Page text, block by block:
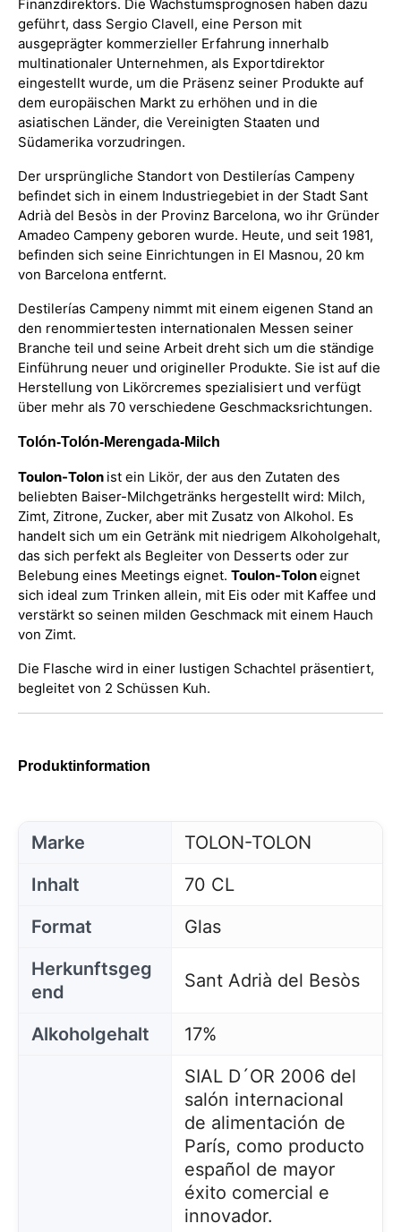
Finanzdirektors. Die Wachstumsprognosen haben dazu
geführt, dass Sergio Clavell, eine Person mit
ausgeprägter kommerzieller Erfahrung innerhalb
multinationaler Unternehmen, als Exportdirektor
eingestellt wurde, um die Präsenz seiner Produkte auf
dem europäischen Markt zu erhöhen und in die
asiatischen Länder, die Vereinigten Staaten und
Südamerika vorzudringen.
Der ursprüngliche Standort von Destilerías Campeny
befindet sich in einem Industriegebiet in der Stadt Sant
Adrià del Besòs in der Provinz Barcelona, wo ihr Gründer
Amadeo Campeny geboren wurde. Heute, und seit 1981,
befinden sich seine Einrichtungen in El Masnou, 20 km
von Barcelona entfernt.
Destilerías Campeny nimmt mit einem eigenen Stand an
den renommiertesten internationalen Messen seiner
Branche teil und seine Arbeit dreht sich um die ständige
Einführung neuer und origineller Produkte. Sie ist auf die
Herstellung von Likörcremes spezialisiert und verfügt
über mehr als 70 verschiedene Geschmacksrichtungen.
Tolón-Tolón-Merengada-Milch
Toulon-Tolon ist ein Likör, der aus den Zutaten des
beliebten Baiser-Milchgetränks hergestellt wird: Milch,
Zimt, Zitrone, Zucker, aber mit Zusatz von Alkohol. Es
handelt sich um ein Getränk mit niedrigem Alkoholgehalt,
das sich perfekt als Begleiter von Desserts oder zur
Belebung eines Meetings eignet. Toulon-Toloneignet
sich ideal zum Trinken allein, mit Eis oder mit Kaffee und
verstärkt so seinen milden Geschmack mit einem Hauch
von Zimt.
Die Flasche wird in einer lustigen Schachtel präsentiert,
begleitet von 2 Schüssen Kuh.
Produktinformation
Marke
TOLON-TOLON
Inhalt
70 CL
Format
Glas
Herkunftsgeg
end
Sant Adrià del Besòs
Alkoholgehalt
17%
SIAL D´OR 2006 del
salón internacional
de alimentación de
París, como producto
español de mayor
éxito comercial e
innovador.